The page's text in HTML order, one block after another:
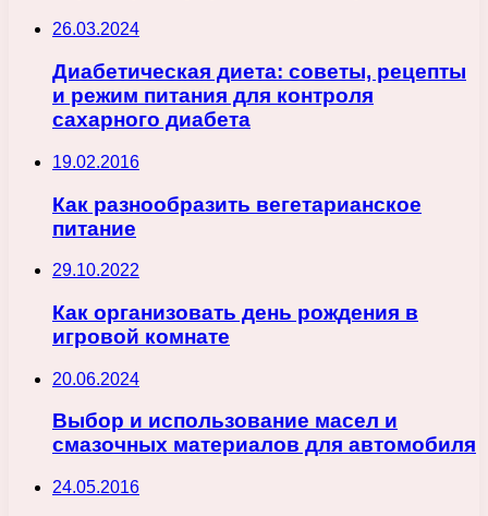
26.03.2024
Диабетическая диета: советы, рецепты
и режим питания для контроля
сахарного диабета
19.02.2016
Как разнообразить вегетарианское
питание
29.10.2022
Как организовать день рождения в
игровой комнате
20.06.2024
Выбор и использование масел и
смазочных материалов для автомобиля
24.05.2016